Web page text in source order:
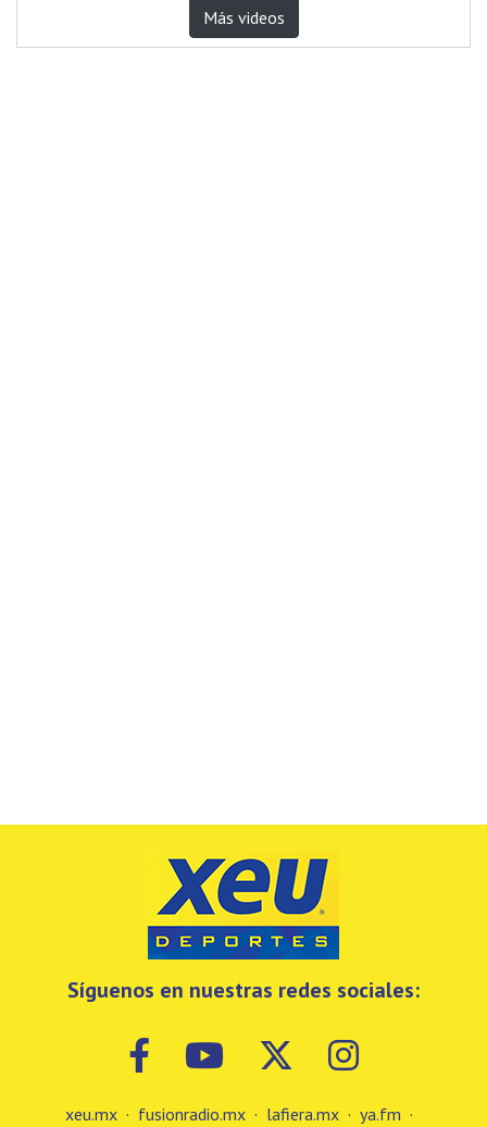
Más videos
Síguenos en nuestras redes sociales:
xeu.mx · fusionradio.mx · lafiera.mx · ya.fm ·